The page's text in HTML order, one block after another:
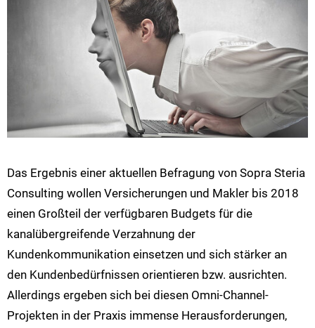
Das Ergebnis einer aktuellen Befragung von Sopra Steria
Consulting wollen Versicherungen und Makler bis 2018
einen Großteil der verfügbaren Budgets für die
kanalübergreifende Verzahnung der
Kundenkommunikation einsetzen und sich stärker an
den Kundenbedürfnissen orientieren bzw. ausrichten.
Allerdings ergeben sich bei diesen Omni-Channel-
Projekten in der Praxis immense Herausforderungen,